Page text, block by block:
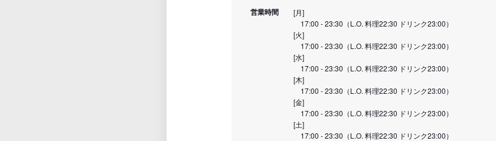
営業時間
[月]
17:00 - 23:30（L.O. 料理22:30 ドリンク23:00）
[火]
17:00 - 23:30（L.O. 料理22:30 ドリンク23:00）
[水]
17:00 - 23:30（L.O. 料理22:30 ドリンク23:00）
[木]
17:00 - 23:30（L.O. 料理22:30 ドリンク23:00）
[金]
17:00 - 23:30（L.O. 料理22:30 ドリンク23:00）
[土]
17:00 - 23:30（L.O. 料理22:30 ドリンク23:00）